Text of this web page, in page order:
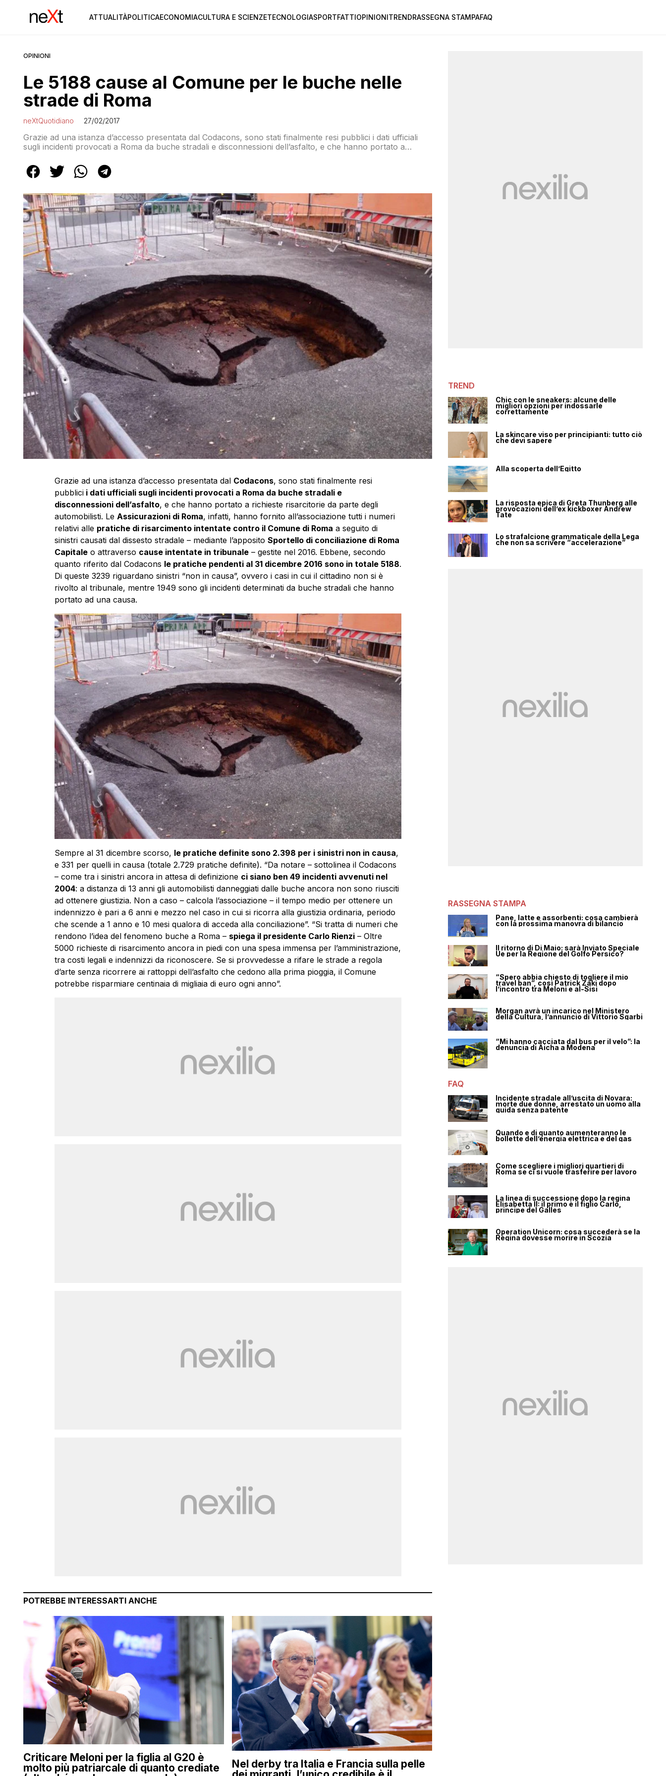
ATTUALITÀPOLITICAECONOMIACULTURA E SCIENZETECNOLOGIASPORTFATTIOPINIONITRENDRASSEGNA STAMPAFAQ
OPINIONI
Le 5188 cause al Comune per le buche nelle
strade di Roma
neXtQuotidiano 27/02/2017
Grazie ad una istanza d’accesso presentata dal Codacons, sono stati finalmente resi pubblici i dati ufficiali
sugli incidenti provocati a Roma da buche stradali e disconnessioni dell’asfalto, e che hanno portato a
all’associazione tutti i numeri relativi alle pratiche di risarcimento intentate […]
Grazie ad una istanza d’accesso presentata dal Codacons, sono stati finalmente resi
pubblicii dati ufficiali sugli incidenti provocati a Roma da buche stradali e
disconnessioni dell’asfalto, e che hanno portato a richieste risarcitorie da parte degli
automobilisti. Le Assicurazioni di Roma, infatti, hanno fornito all’associazione tutti i numeri
relativi alle pratiche di risarcimento intentate contro il Comune di Roma a seguito di
sinistri causati dal dissesto stradale – mediante l’apposito Sportello di conciliazione di Roma
Capitaleo attraverso cause intentate in tribunale– gestite nel 2016. Ebbene, secondo
quanto riferito dal Codacons le pratiche pendenti al 31 dicembre 2016 sono in totale 5188.
Di queste 3239 riguardano sinistri “non in causa”, ovvero i casi in cui il cittadino non si è
rivolto al tribunale, mentre 1949 sono gli incidenti determinati da buche stradali che hanno
portato ad una causa.
Sempre al 31 dicembre scorso, le pratiche definite sono 2.398 per i sinistri non in causa,
e 331 per quelli in causa (totale 2.729 pratiche definite). “Da notare – sottolinea il Codacons
– come tra i sinistri ancora in attesa di definizione ci siano ben 49 incidenti avvenuti nel
2004: a distanza di 13 anni gli automobilisti danneggiati dalle buche ancora non sono riusciti
ad ottenere giustizia. Non a caso – calcola l’associazione – il tempo medio per ottenere un
indennizzo è pari a 6 anni e mezzo nel caso in cui si ricorra alla giustizia ordinaria, periodo
che scende a 1 anno e 10 mesi qualora di acceda alla conciliazione”. “Si tratta di numeri che
rendono l’idea del fenomeno buche a Roma – spiega il presidente Carlo Rienzi– Oltre
5000 richieste di risarcimento ancora in piedi con una spesa immensa per l’amministrazione,
tra costi legali e indennizzi da riconoscere. Se si provvedesse a rifare le strade a regola
d’arte senza ricorrere ai rattoppi dell’asfalto che cedono alla prima pioggia, il Comune
potrebbe risparmiare centinaia di migliaia di euro ogni anno”.
POTREBBE INTERESSARTI ANCHE
Criticare Meloni per la figlia al G20 è
molto più patriarcale di quanto crediate
Nel derby tra Italia e Francia sulla pelle
TREND
Chic con le sneakers: alcune delle
migliori opzioni per indossarle
correttamente
La skincare viso per principianti: tutto ciò
che devi sapere
Alla scoperta dell’Egitto
La risposta epica di Greta Thunberg alle
provocazioni dell’ex kickboxer Andrew
Tate
Lo strafalcione grammaticale della Lega
che non sa scrivere “accelerazione”
RASSEGNA STAMPA
Pane, latte e assorbenti: cosa cambierà
con la prossima manovra di bilancio
Il ritorno di Di Maio: sarà Inviato Speciale
Ue per la Regione del Golfo Persico?
“Spero abbia chiesto di togliere il mio
travel ban”, così Patrick Zaki dopo
l’incontro tra Meloni e al-Sisi
Morgan avrà un incarico nel Ministero
della Cultura, l’annuncio di Vittorio Sgarbi
“Mi hanno cacciata dal bus per il velo”: la
denuncia di Aicha a Modena
FAQ
Incidente stradale all’uscita di Novara:
morte due donne, arrestato un uomo alla
guida senza patente
Quando e di quanto aumenteranno le
bollette dell’energia elettrica e del gas
Come scegliere i migliori quartieri di
Roma se ci si vuole trasferire per lavoro
La linea di successione dopo la regina
Elisabetta II: il primo è il figlio Carlo,
principe del Galles
Operation Unicorn: cosa succederà se la
Regina dovesse morire in Scozia